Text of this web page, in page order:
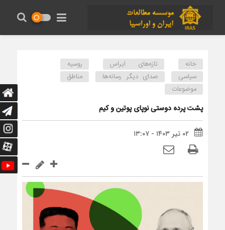
خانه تازه‌های ایراس
روسیه
سیاسی
صدای دیگر رسانه‌ها
مناطق
موضوعات
پشت پرده دوستی نوپای پوتین و کیم
۰۲ تیر ۱۴۰۳ - ۱۳:۰۷